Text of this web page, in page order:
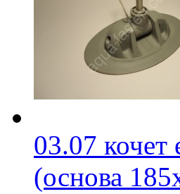
03.07 кочет
(основа